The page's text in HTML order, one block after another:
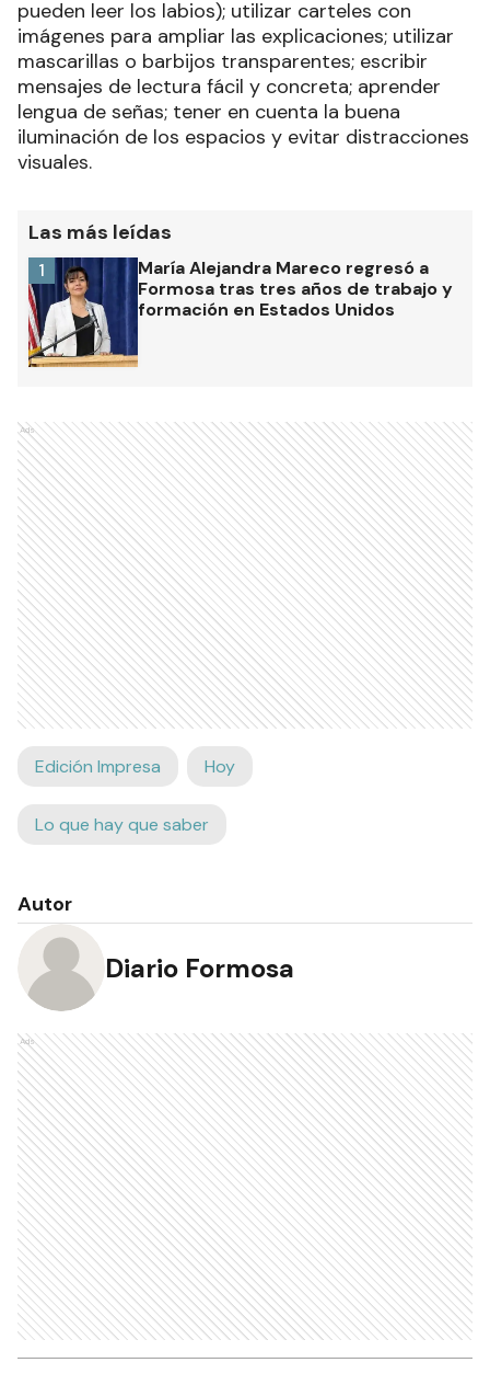
pueden leer los labios); utilizar carteles con
imágenes para ampliar las explicaciones; utilizar
mascarillas o barbijos transparentes; escribir
mensajes de lectura fácil y concreta; aprender
lengua de señas; tener en cuenta la buena
iluminación de los espacios y evitar distracciones
visuales.
Las más leídas
María Alejandra Mareco regresó a
Formosa tras tres años de trabajo y
formación en Estados Unidos
1
Ads
Edición Impresa Hoy
Lo que hay que saber
Autor
Diario Formosa
Ads